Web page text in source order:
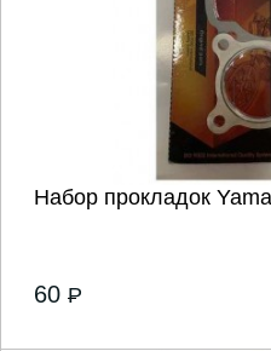
Набор прокладок
60 P